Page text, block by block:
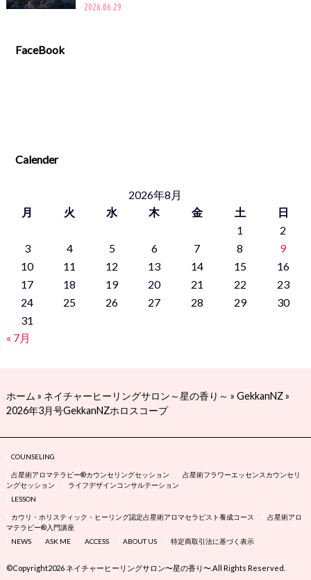
2026.06.29
FaceBook
Calender
2026年8月
月
火 水 木 金 土
日
1
2
3
4 5 6 7 8
9
10
11 12 13 14 15
16
17
18 19 20 21 22
23
24
25 26 27 28 29
30
31
« 7月
ホーム » ネイチャーヒーリングサロン～星の香り～ » GekkanNZ»
2026年3月号GekkanNZホロスコープ
COUNSELING
占星術アロマテラピー®カウンセリングセッション
占星術フラワーエッセンスカウンセリ
ングセッション
ライフデザインコンサルテーション
LESSON
カウリ・ホリスティック・ヒーリング認定占星術アロマセラピスト養成コース
占星術アロ
マテラピー®入門講座
NEWS
ASK ME ACCESS ABOUT US 特定商取引法に基づく表示
©Copyright2026ネイチャーヒーリングサロン〜星の香り〜.All Rights Reserved.